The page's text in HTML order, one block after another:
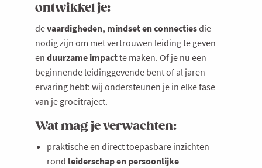
ontwikkel je:
devaardigheden, mindset en connectiesdie
nodig zijn om met vertrouwen leiding te geven
en duurzame impactte maken. Of je nu een
beginnende leidinggevende bent of al jaren
ervaring hebt: wij ondersteunen je in elke fase
van je groeitraject.
Wat mag je verwachten:
praktische en direct toepasbare inzichten
rond leiderschap en persoonlijke